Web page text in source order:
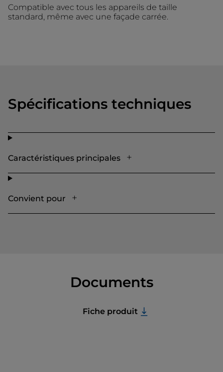
Compatible avec tous les appareils de taille
standard, même avec une façade carrée.
Spécifications techniques
Caractéristiques principales
Convient pour
Documents
Fiche produit